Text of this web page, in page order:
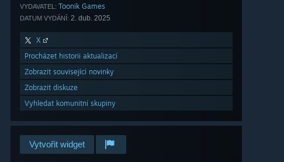
VYDAVATEL: Toonik Games
DATUM VYDÁNÍ: 2. dub. 2025
X
Procházet historii aktualizací
Zobrazit související novinky
Zobrazit diskuze
Vyhledat komunitní skupiny
Vytvořit widget